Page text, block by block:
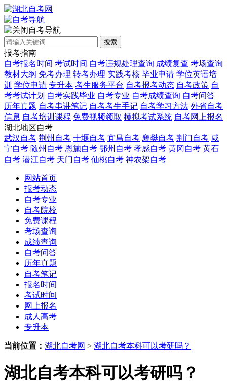
自考导航
搜索
报考指南
自考报名时间 考试时间 自考违规处理查询 成绩复查 考场查询
教材大纲 免考办理 转考办理 实践考核 毕业申请 学位英语培
训 学位申请 专升本 考生服务平台 自考报考动态 自考政策 自
考考试计划 自考实践毕业 自考专业 自考成绩查询 自考问答
历年真题 自考串讲笔记 自考考生手记 自考学习方法 外省自考
信息 自考培训课程 免费视频领取 模拟考试系统 自考网上报名
湖北地区自考
武汉自考 荆州自考 十堰自考 宜昌自考 襄樊自考 荆门自考 咸
宁自考 随州自考 恩施自考 鄂州自考 孝感自考 黄冈自考 黄石
自考 潜江自考 天门自考 仙桃自考 神农架自考
网站首页
报考动态
自考专业
自考院校
免费课程
考场查询
成绩查询
自考问答
历年真题
自考笔记
报名时间
考试时间
网上报名
成人高考
专升本
当前位置： 湖北自考网 > 湖北自考本科可以考研吗？
湖北自考本科可以考研吗？